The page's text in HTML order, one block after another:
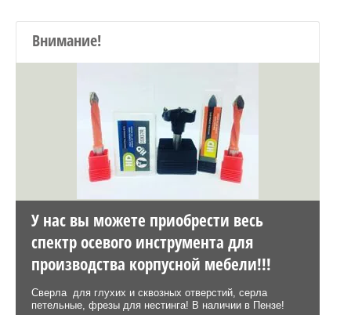
Внимание!
У нас вы можете приобрести весь
спектр осевого инструмента для
производства корпусной мебели!!!
Сверла для глухих и сквозных отверстий, серла
петельные, фрезы для нестинга! В наличии в Пензе!